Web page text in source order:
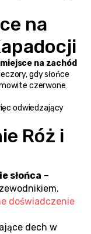
na
na zachód
gdy słońce
czerwone
odwiedzający
Róż i
słońca –
doświadczenie
dech w